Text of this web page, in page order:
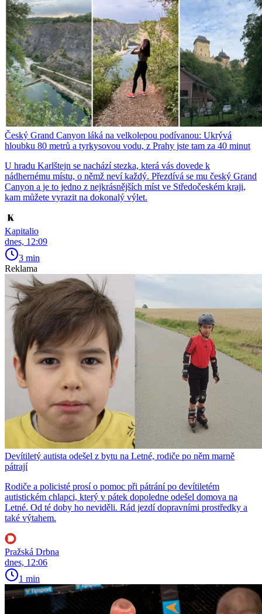
Český Grand Canyon láká na velkolepou podívanou: Ukrývá
hloubku 80 metrů a tyrkysovou vodu, z Prahy jste tam za 40 minut
U hradu Karlštejn se nachází stezka, která vás dovede k
nádhernému místu, o němž neví každý. Přezdívá se mu český Grand
Canyon a je to jedno z nejkrásnějších míst ve Středočeském kraji,
kam můžete vyrazit na dokonalý výlet.
Kapitalio
dnes, 12:09
3 min
Reklama
Devítiletý autista odešel z bytu na Letné, rodiče po něm marně
pátrají
Rodiče a policisté prosí o pomoc při pátrání po devítiletém
autistickém chlapci, který v pátek dopoledne odešel domova na
Letné. Od té doby ho neviděli. Rád jezdí dopravními prostředky a
také výtahem.
Pražská Drbna
dnes, 12:06
1 min